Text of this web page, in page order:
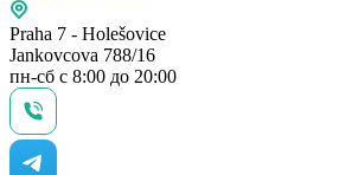
Praha 7 - Holešovice
Jankovcova 788/16
пн-сб с 8:00 до 20:00